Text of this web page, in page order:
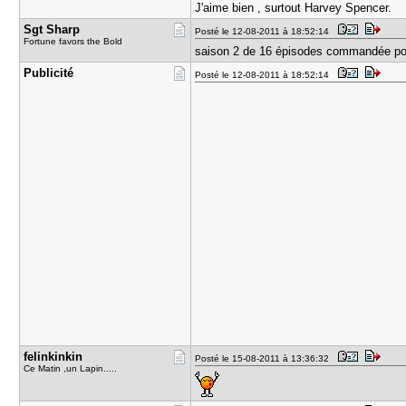
J'aime bien , surtout Harvey Spencer.
Sgt Sharp
Fortune favors the Bold
Posté le 12-08-2011 à 18:52:14
saison 2 de 16 épisodes commandée
Publicité
Posté le 12-08-2011 à 18:52:14
felinkinki​n
Ce Matin ,un Lapin.....
Posté le 15-08-2011 à 13:36:32